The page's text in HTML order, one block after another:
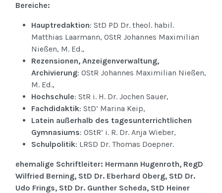
Bereiche:
Hauptredaktion: StD PD Dr. theol. habil.
Matthias Laarmann, OStR Johannes Maximilian
Nießen, M. Ed.,
Rezensionen, Anzeigenverwaltung,
Archivierung: OStR Johannes Maximilian Nießen,
M. Ed.,
Hochschule: StR i. H. Dr. Jochen Sauer,
Fachdidaktik: StD’ Marina Keip,
Latein außerhalb des tagesunterrichtlichen
Gymnasiums: OStR’ i. R. Dr. Anja Wieber,
Schulpolitik: LRSD Dr. Thomas Doepner.
ehemalige Schriftleiter: Hermann Hugenroth, RegD
Wilfried Berning, StD Dr. Eberhard Oberg, StD Dr.
Udo Frings, StD Dr. Gunther Scheda, StD Heiner